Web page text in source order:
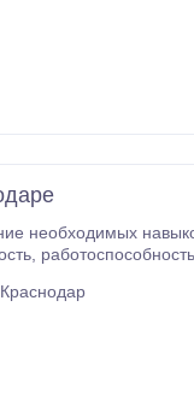
навыков в процессе